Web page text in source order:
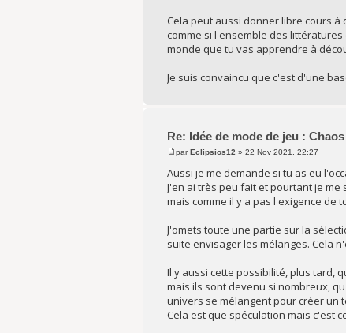
Cela peut aussi donner libre cours
comme si l'ensemble des
monde que tu vas apprendre à
Je suis convaincu que c'est d'une
Re: Idée de mode de jeu :
parEclipsios12 » 22 Nov 2021, 22:27
Aussi je me demande si tu as eu
J'en ai très peu fait et pourtant je
mais comme il y a pas l'exigence de
J'omets toute une partie sur la
suite envisager les mélanges. Cela
Il y aussi cette possibilité, plus tard,
mais ils sont devenu si nombreux,
univers se mélangent pour créer un
Cela est que spéculation mais c'est